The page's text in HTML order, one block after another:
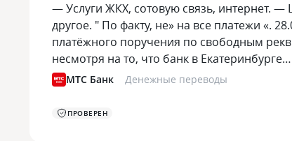
— Услуги ЖКХ, сотовую связь, интернет.
другое. " По факту, не» на все платежи «.
платёжного поручения по свободным
несмотря на то, что банк в Екатеринбурге…
МТС Банк Денежные переводы
ПРОВЕРЕН